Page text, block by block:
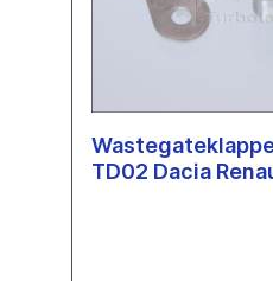
TD02 Dacia